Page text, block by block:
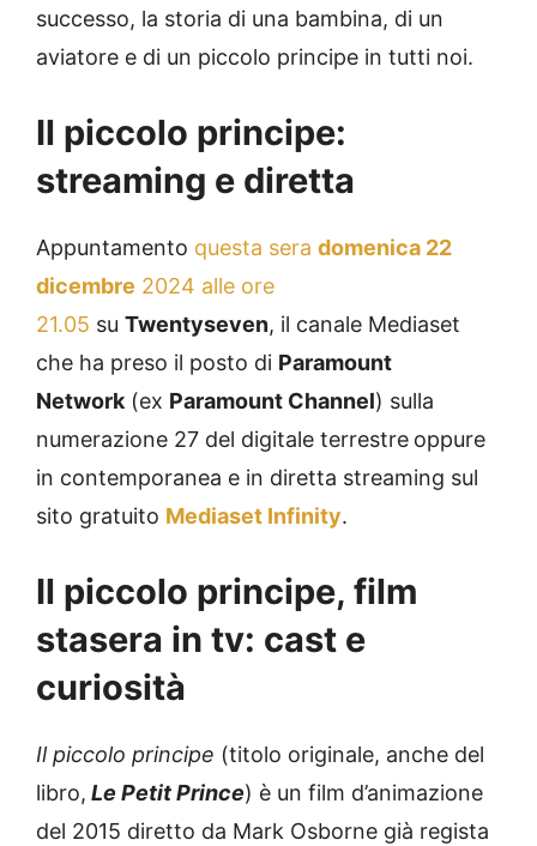
successo, la storia di una bambina, di un
aviatore e di un piccolo principe in tutti noi.
Il piccolo principe:
streaming e diretta
Appuntamento questa sera domenica 22
dicembre 2024 alle ore
21.05 su Twentyseven, il canale Mediaset
che ha preso il posto di Paramount
Network(ex Paramount Channel) sulla
numerazione 27 del digitale terrestre oppure
in contemporanea e in diretta streaming sul
sito gratuito Mediaset Infinity.
Il piccolo principe, film
stasera in tv: cast e
curiosità
Il piccolo principe (titolo originale, anche del
libro, Le Petit Prince) è un film d’animazione
del 2015 diretto da Mark Osborne già regista